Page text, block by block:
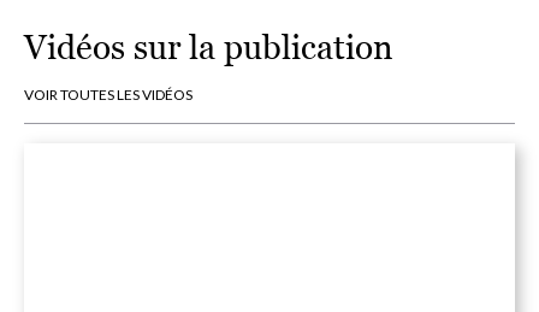
Vidéos sur la publication
VOIR TOUTES LES VIDÉOS